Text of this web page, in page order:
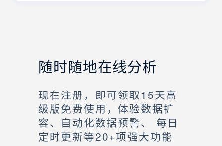
随时随地在线分析
现在注册，即可领取15天高
级版免费使用，体验数据扩
容、自动化数据预警、 每日
定时更新等20+项强大功能